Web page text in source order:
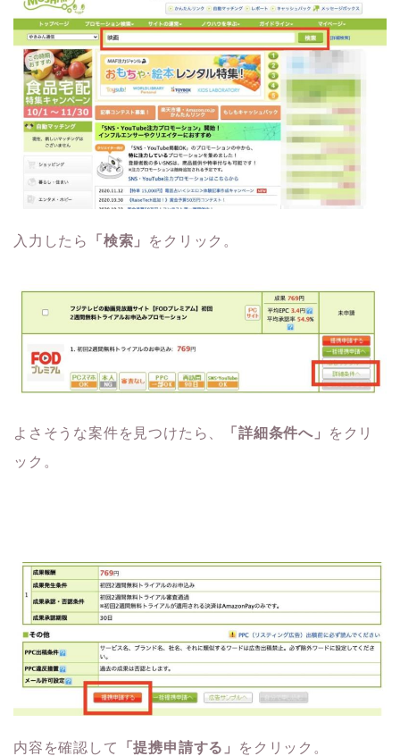
入力したら 「検索」 をクリック。
よさそうな案件を見つけたら、 「詳細条件へ」
をクリ
ック。
内容を確認して 「提携申請する」 をクリック。